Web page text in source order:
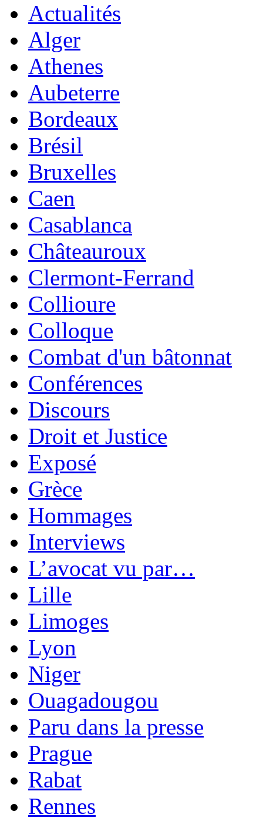
Actualités
Alger
Athenes
Aubeterre
Bordeaux
Brésil
Bruxelles
Caen
Casablanca
Châteauroux
Clermont-Ferrand
Collioure
Colloque
Combat d'un bâtonnat
Conférences
Discours
Droit et Justice
Exposé
Grèce
Hommages
Interviews
L’avocat vu par…
Lille
Limoges
Lyon
Niger
Ouagadougou
Paru dans la presse
Prague
Rabat
Rennes